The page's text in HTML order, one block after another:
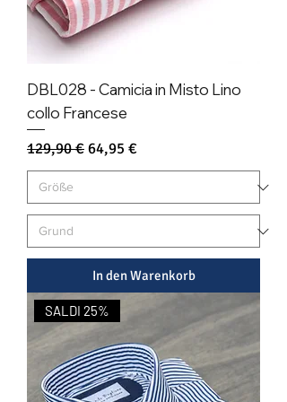
DBL028 - Camicia in Misto Lino
collo Francese
Standardpreis
129,90 €Sale-Preis
64,95 €
In den Warenkorb
SALDI 25%